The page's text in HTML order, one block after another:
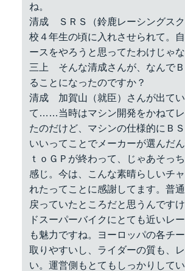
ね。
清成 ＳＲＳ（鈴鹿レーシングス
校４年生の頃に入れさせられて。
ースをやろうと思ってたわけじゃな
三上 そんな清成さんが、なんで
ることになったのですか？
清成 加賀山（就臣）さんが出て
て……当時はマシン開発をかねて
たのだけど、マシンの仕様的にＢ
いいってことでメーカーが選んだ
ｔｏＧＰが終わって、じゃあそっ
感じ。今は、こんな素晴らしいチ
れたってことに感謝してます。普
戻っていたところだと思うんです
ドスーパーバイクにとても近いレ
も魅力ですね。ヨーロッパの各チ
取りやすいし、ライダーの質も、
い。運営側もとてもしっかりして